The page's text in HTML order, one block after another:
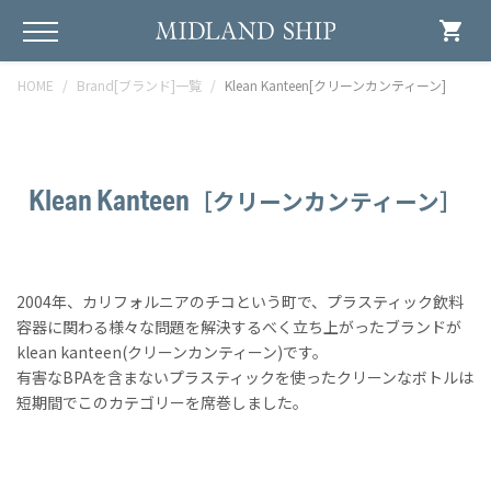
shopping_cart
HOME Brand[ブランド]一覧 Klean Kanteen[クリーンカンティーン]
Klean Kanteen ［クリーンカンティーン］
2004年、カリフォルニアのチコという町で、プラスティック飲料
容器に関わる様々な問題を解決するべく立ち上がったブランドが
klean kanteen(クリーンカンティーン)です。
有害なBPAを含まないプラスティックを使ったクリーンなボトルは
短期間でこのカテゴリーを席巻しました。